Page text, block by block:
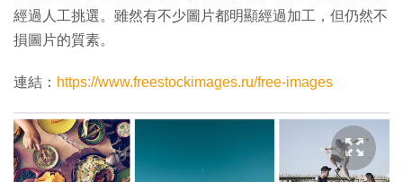
經過人工挑選。雖然有不少圖片都明顯經過加工，但仍然不
損圖片的質素。
連結： https://www.freestockimages.ru/free-images